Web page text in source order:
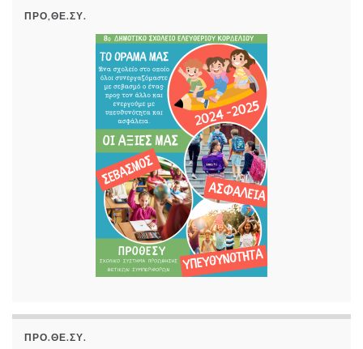
ΠΡΟ,ΘΕ.ΣΥ.
ΠΡΟ.ΘΕ.ΣΥ.